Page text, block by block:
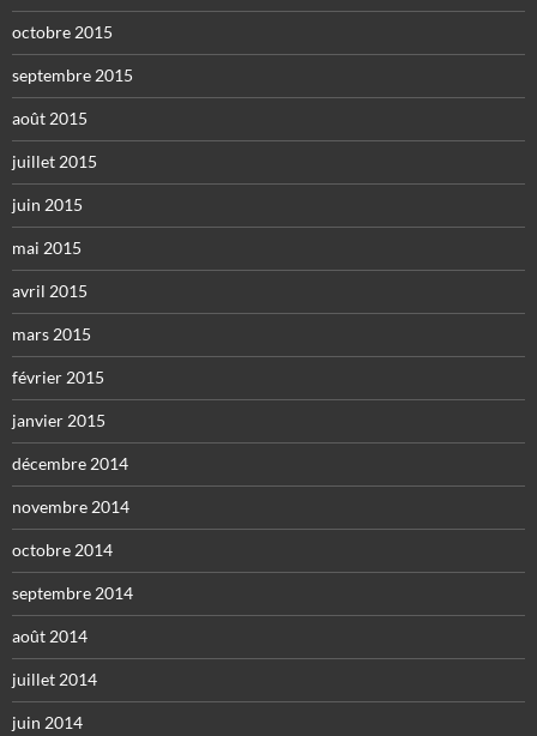
octobre 2015
septembre 2015
août 2015
juillet 2015
juin 2015
mai 2015
avril 2015
mars 2015
février 2015
janvier 2015
décembre 2014
novembre 2014
octobre 2014
septembre 2014
août 2014
juillet 2014
juin 2014